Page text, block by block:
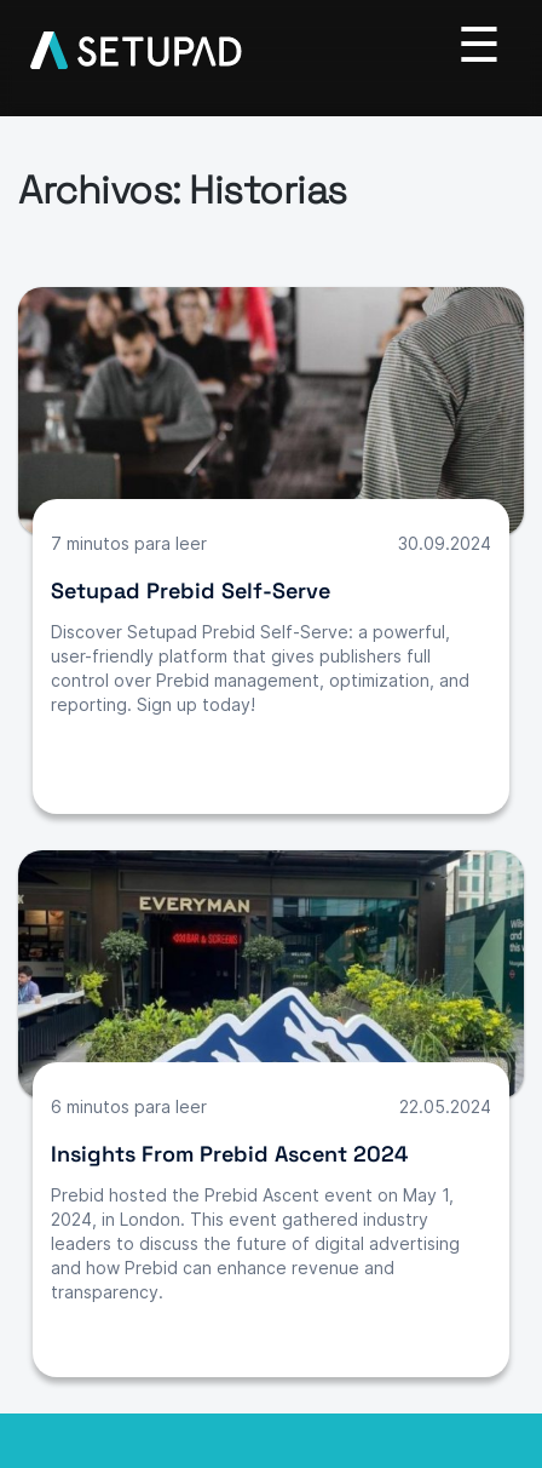
Archivos: Historias
7 minutos para leer 30.09.2024
Setupad Prebid Self-Serve
Discover Setupad Prebid Self-Serve: a powerful,
user-friendly platform that gives publishers full
control over Prebid management, optimization, and
reporting. Sign up today!
6 minutos para leer 22.05.2024
Insights From Prebid Ascent 2024
Prebid hosted the Prebid Ascent event on May 1,
2024, in London. This event gathered industry
leaders to discuss the future of digital advertising
and how Prebid can enhance revenue and
transparency.